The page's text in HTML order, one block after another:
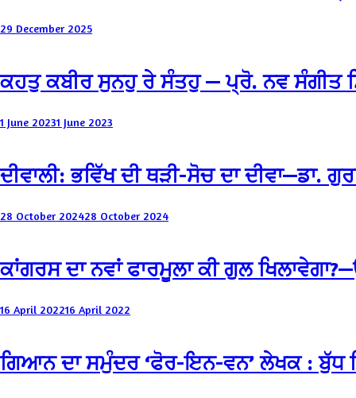
29 December 2025
ਕਹਤੁ ਕਬੀਰ ਸੁਨਹੁ ਰੇ ਸੰਤਹੁ — ਪ੍ਰੋ. ਨਵ
1 June 20231 June 2023
ਦੀਵਾਲੀ: ਭਵਿੱਖ ਦੀ ਥੜੀ-ਸੋਚ ਦਾ ਦੀਵਾ—ਡਾ.
28 October 202428 October 2024
ਕਾਂਗਰਸ ਦਾ ਨਵਾਂ ਫਾਰਮੂਲਾ ਕੀ ਗੁਲ
16 April 202216 April 2022
ਗਿਆਨ ਦਾ ਸਮੁੰਦਰ ‘ਫੋਰ-ਇਨ-ਵਨ’ ਲੇਖਕ : ਬੁੱਧ